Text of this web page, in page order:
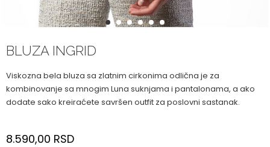
1 2 3 4 5 6
BLUZA INGRID
Viskozna bela bluza sa zlatnim cirkonima odlična je za
kombinovanje sa mnogim Luna suknjama i pantalonama, a ako
dodate sako kreiraćete savršen outfit za poslovni sastanak.
8.590,00 RSD